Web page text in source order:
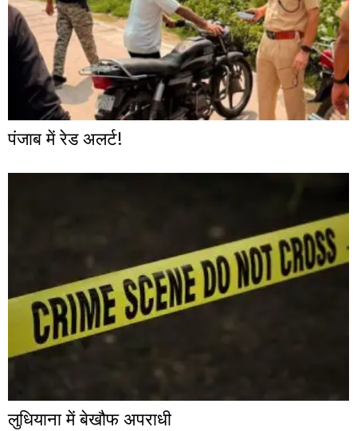
पंजाब में रेड अलर्ट!
लुधियाना में बेखौफ अपराधी